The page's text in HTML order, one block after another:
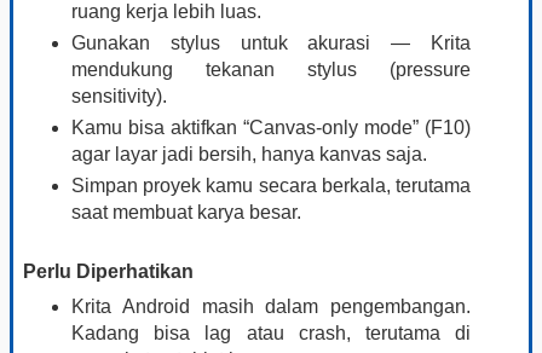
ruang kerja lebih luas.
Gunakan stylus untuk akurasi — Krita
mendukung tekanan stylus (pressure
sensitivity).
Kamu bisa aktifkan “Canvas-only mode” (F10)
agar layar jadi bersih, hanya kanvas saja.
Simpan proyek kamu secara berkala, terutama
saat membuat karya besar.
Perlu Diperhatikan
Krita Android masih dalam pengembangan.
Kadang bisa lag atau crash, terutama di